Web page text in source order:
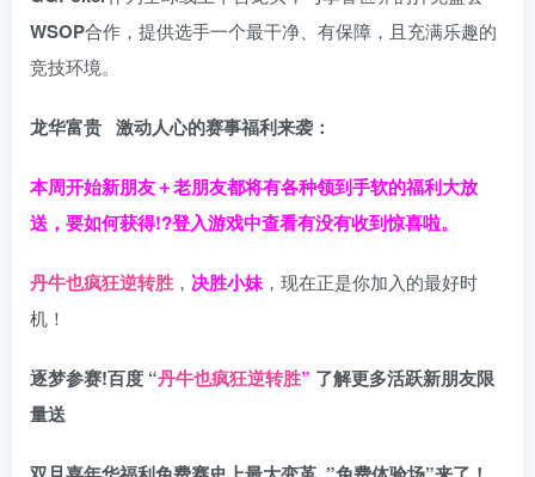
WSOP合作，提供选手一个最干净、有保障，且充满乐趣的
竞技环境。
龙华富贵 激动人心的赛事福利来袭：
本周开始新朋友＋老朋友都将有各种领到手软的福利大放
送，要如何获得!?登入游戏中查看有没有收到惊喜啦。
丹牛也疯狂逆转胜 ， 决胜小妹 ，现在正是你加入的最好时
机！
逐梦参赛!百度 “丹牛也疯狂逆转胜” 了解更多活跃新朋友限
量送